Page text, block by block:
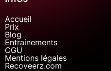
Accueil
Prix
Blog
Entrainements
CGU
Mentions légales
Recoveerz.com